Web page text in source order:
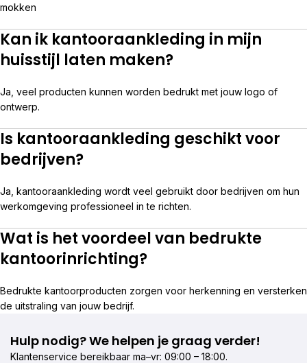
mokken
Kan ik kantooraankleding in mijn
huisstijl laten maken?
Ja, veel producten kunnen worden bedrukt met jouw logo of
ontwerp.
Is kantooraankleding geschikt voor
bedrijven?
Ja, kantooraankleding wordt veel gebruikt door bedrijven om hun
werkomgeving professioneel in te richten.
Wat is het voordeel van bedrukte
kantoorinrichting?
Bedrukte kantoorproducten zorgen voor herkenning en versterken
de uitstraling van jouw bedrijf.
Hulp nodig? We helpen je graag verder!
Klantenservice bereikbaar ma–vr: 09:00 – 18:00.